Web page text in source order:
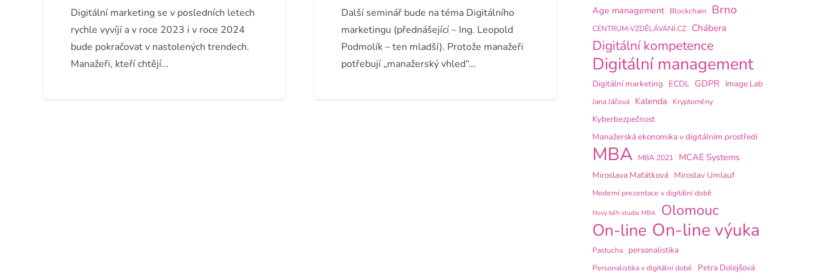
Digitální marketing se v posledních letech
rychle vyvíjí a v roce 2023 i v roce 2024
bude pokračovat v nastolených trendech.
Manažeři, kteří chtějí…
Další seminář bude na téma Digitálního
marketingu (přednášející – Ing. Leopold
Podmolík – ten mladší). Protože manažeři
potřebují „manažerský vhled“…
Age management
Blockchain Brno
CENTRUM-VZDĚLÁVÁNÍ.CZ Chábera
Digitální kompetence
Digitální management
Digitální marketing ECDL GDPR Image Lab
Jana Jáčová Kalenda Kryptoměny
Kyberbezpečnost
Manažerská ekonomika v digitálním prostředí
MBA MBA 2021 MCAE Systems
Miroslava Maťátková Miroslav Umlauf
Moderní prezentace v digitální době
Nový běh studia MBA Olomouc
On-line On-line výuka
Pastucha personalistika
Personalistika v digitální době Petra Dolejšová